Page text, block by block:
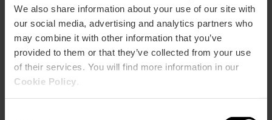
We also share information about your use of our site with
our social media, advertising and analytics partners who
may combine it with other information that you’ve
provided to them or that they’ve collected from your use
of their services. You will find more information in our
Cookie Policy
4.8 - 277 opiniones
10% dto València Tourist Card
Desde45,40 €